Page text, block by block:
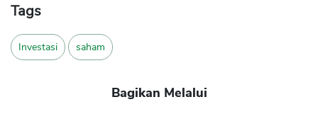
Tags
Investasi saham
Bagikan Melalui